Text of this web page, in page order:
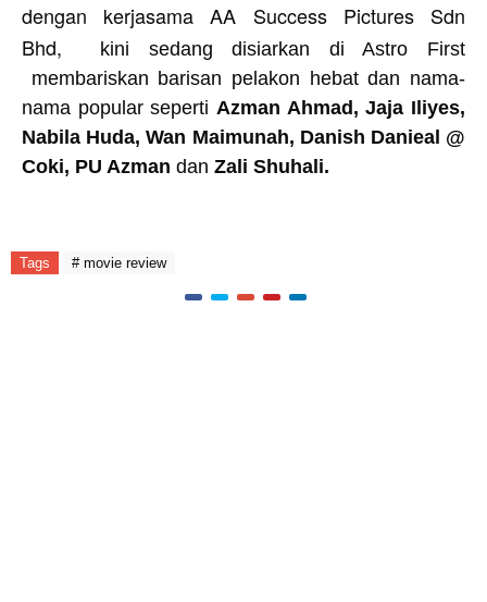
dengan kerjasama AA Success Pictures Sdn
Bhd,
kini sedangdisiarkan di Astro First
membariskan barisan pelakon hebat dan nama-
nama popular seperti Azman Ahmad, Jaja Iliyes,
Nabila Huda, Wan Maimunah, Danish Danieal @
Coki, PU Azman dan Zali Shuhali.
Tags # movie review